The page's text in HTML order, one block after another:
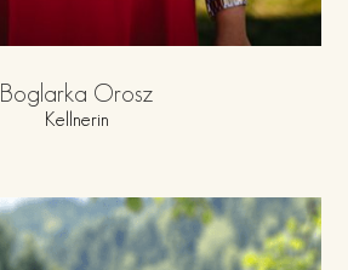
Boglarka Orosz
Kellnerin